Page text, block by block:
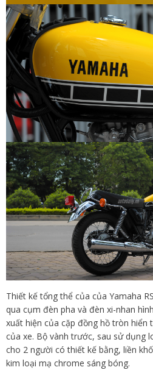
Thiết kế tổng thể của của Yamaha
qua cụm đèn pha và đèn xi-nhan
xuất hiện của cặp đồng hồ tròn hiển
của xe. Bộ vành trước, sau sử dụng
cho 2 người có thiết kế bằng, liền
kim loại mạ chrome sáng bóng.